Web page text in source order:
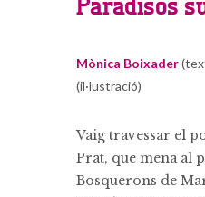
Mònica Boixader
(il·lustració)
Vaig travessar el
Prat, que mena al
Bosquerons de